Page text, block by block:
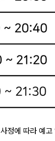
정에 따라 예